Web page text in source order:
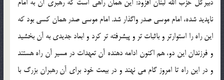
دبیرکل حزب الله لبنان افزود: این همان راهی است که رهبری آن به امام
ناپدید شده، امام موسی صدر واگذار شد. امام موسی صدر همان کسی بود که
این راه را استوارتر و باثبات تر و پیشرفته تر کرد و ابعاد جدیدی به آن بخشید
و فرزندان این دو، هم اکنون ادامه دهنده آن تعهدات در مسیر آن راه هستند
و در این راه تا امروز گام می نهند و در بیعت خود برای آن رهبران بزرگ با